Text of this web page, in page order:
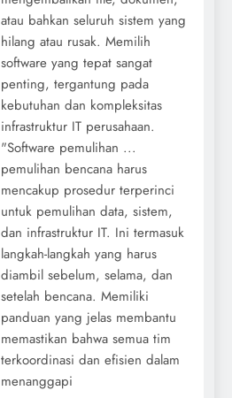
atau bahkan seluruh sistem yang
hilang atau rusak. Memilih
software yang tepat sangat
penting, tergantung pada
kebutuhan dan kompleksitas
infrastruktur IT perusahaan.
"Software pemulihan ...
pemulihan bencana harus
mencakup prosedur terperinci
untuk pemulihan data, sistem,
dan infrastruktur IT. Ini termasuk
langkah-langkah yang harus
diambil sebelum, selama, dan
setelah bencana. Memiliki
panduan yang jelas membantu
memastikan bahwa semua tim
terkoordinasi dan efisien dalam
menanggapi